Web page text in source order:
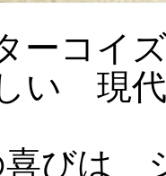
ーコイ
い 現代
喜びは